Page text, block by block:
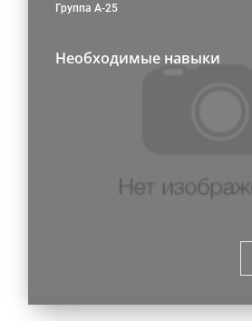
Группа А-25
Необходимые навыки